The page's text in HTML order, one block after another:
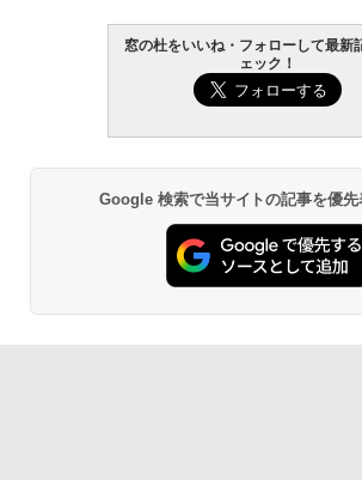
窓の杜をいいね・フォローして最新
ェック！
Google 検索で当サイトの記事を優先